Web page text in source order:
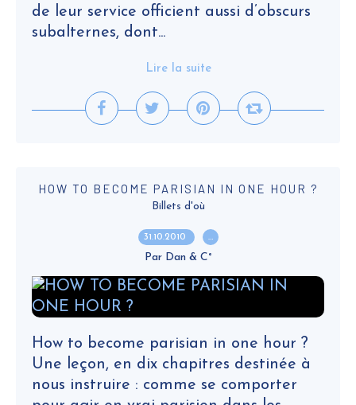
de leur service officient aussi d’obscurs
subalternes, dont...
Lire la suite
HOW TO BECOME PARISIAN IN ONE HOUR ?
Billets d'où
31.10.2010 …
Par Dan & C°
How to become parisian in one hour ?
Une leçon, en dix chapitres destinée à
nous instruire : comme se comporter